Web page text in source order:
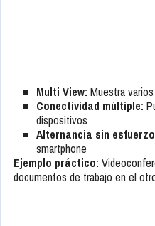
Multi View: Muestra
Conectividad múltiple:
dispositivos
Alternancia sin esfuerzo
smartphone
Ejemplo práctico:
documentos de trabajo en el